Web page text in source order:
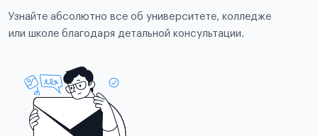
Узнайте абсолютно все об университете, колледже
или школе благодаря детальной консультации.